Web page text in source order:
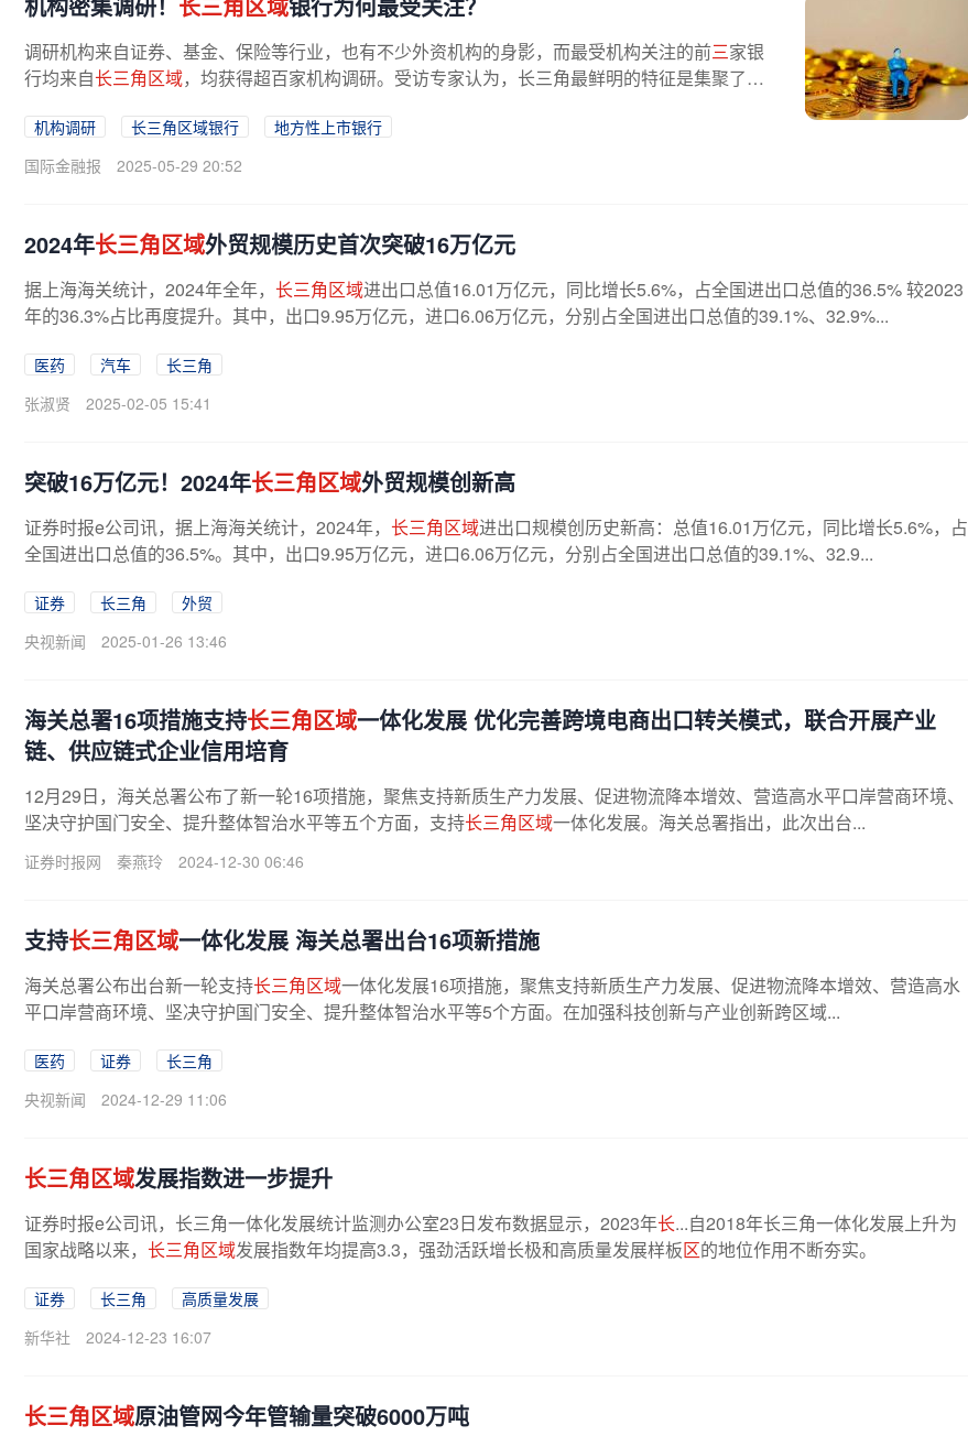
调研机构来自证券、基金、保险等行业，也有不少外资机构的身影，而最受机构关注的前三家银
行均来自长三角区域，均获得超百家机构调研。受访专家认为，长三角最鲜明的特征是集聚了大
机构调研 长三角区域银行
地方性上市银行
国际金融报
2025-05-29 20:52
2024年长三角区域外贸规模历史首次突破16万亿元
据上海海关统计，2024年全年， 长三角区域进出口总值16.01万亿元，同比增长5.6%，占全国进出口总值的36.5% 较2023
年的36.3%占比再度提升。其中，出口9.95万亿元，进口6.06万亿元，分别占全国进出口总值的39.1%、32.9%...
医药 汽车
长三角
张淑贤
2025-02-05 15:41
突破16万亿元！2024年长三角区域外贸规模创新高
证券时报e公司讯，据上海海关统计，2024年， 长三角区域进出口规模创历史新高：总值16.01万亿元，同比增长5.6%，占
全国进出口总值的36.5%。其中，出口9.95万亿元，进口6.06万亿元，分别占全国进出口总值的39.1%、32.9...
证券 长三角
外贸
央视新闻
2025-01-26 13:46
海关总署16项措施支持长三角区域一体化发展 优化完善跨境电商出口转关模式，联合开展产业
链、供应链式企业信用培育
12月29日，海关总署公布了新一轮16项措施，聚焦支持新质生产力发展、促进物流降本增效、营造高水平口岸营商环境、
坚决守护国门安全、提升整体智治水平等五个方面，支持长三角区域一体化发展。海关总署指出，此次出台...
证券时报网 秦燕玲 2024-12-30 06:46
支持长三角区域一体化发展 海关总署出台16项新措施
海关总署公布出台新一轮支持长三角区域一体化发展16项措施，聚焦支持新质生产力发展、促进物流降本增效、营造高水
平口岸营商环境、坚决守护国门安全、提升整体智治水平等5个方面。在加强科技创新与产业创新跨区域...
医药 证券
长三角
央视新闻
2024-12-29 11:06
长三角区域发展指数进一步提升
证券时报e公司讯，长三角一体化发展统计监测办公室23日发布数据显示，2023年长...自2018年长三角一体化发展上升为
国家战略以来， 长三角区域发展指数年均提高3.3，强劲活跃增长极和高质量发展样板区的地位作用不断夯实。
证券 长三角
高质量发展
新华社
2024-12-23 16:07
长三角区域原油管网今年管输量突破6000万吨